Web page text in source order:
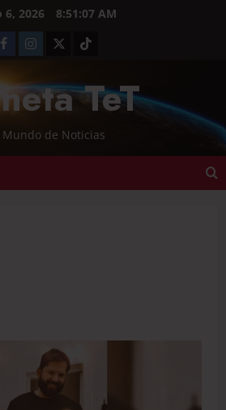
6, 2026 8:51:08 AM
TeT
Mundo de Noticias